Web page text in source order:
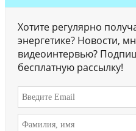
Хотите регулярно
энергетике? Новости,
видеоинтервью?
бесплатную рассылку!